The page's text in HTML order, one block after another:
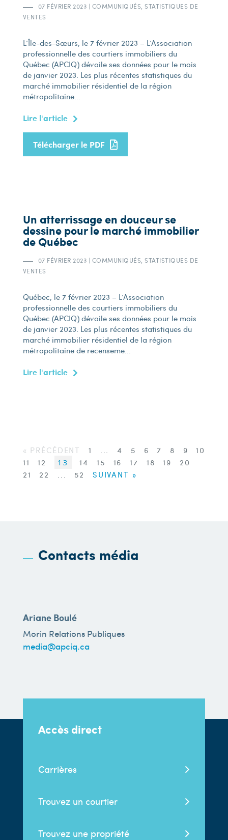
07 FÉVRIER 2023 | COMMUNIQUÉS, STATISTIQUES DE
VENTES
L’Île-des-Sœurs, le 7 février 2023 – L’Association
professionnelle des courtiers immobiliers du
Québec (APCIQ) dévoile ses données pour le mois
de janvier 2023. Les plus récentes statistiques du
marché immobilier résidentiel de la région
métropolitaine...
Lire l'article
Télécharger le PDF
Un atterrissage en douceur se
dessine pour le marché immobilier
de Québec
07 FÉVRIER 2023 | COMMUNIQUÉS, STATISTIQUES DE
VENTES
Québec, le 7 février 2023 – L’Association
professionnelle des courtiers immobiliers du
Québec (APCIQ) dévoile ses données pour le mois
de janvier 2023. Les plus récentes statistiques du
marché immobilier résidentiel de la région
métropolitaine de recenseme...
Lire l'article
« PRÉCÉDENT 1 ... 4 5 6 7 8 9
10
11
12 13 14 15 16 17 18 19
20
21
22 ... 52 SUIVANT »
Contacts média
Ariane Boulé
Morin Relations Publiques
media@apciq.ca
Accès direct
Carrières
Trouvez un courtier
Trouvez une propriété